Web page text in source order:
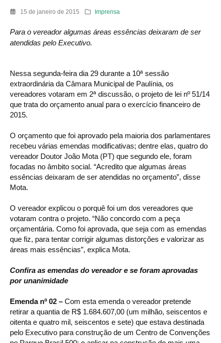
15 de janeiro de 2015 Imprensa
Para o vereador algumas áreas essências deixaram de ser
atendidas pelo Executivo.
Nessa segunda-feira dia 29 durante a 10ª sessão
extraordinária da Câmara Municipal de Paulínia, os
vereadores votaram em 2ª discussão, o projeto de lei nº 51/14
que trata do orçamento anual para o exercício financeiro de
2015.
O orçamento que foi aprovado pela maioria dos parlamentares
recebeu várias emendas modificativas; dentre elas, quatro do
vereador Doutor João Mota (PT) que segundo ele, foram
focadas no âmbito social. “Acredito que algumas áreas
essências deixaram de ser atendidas no orçamento”, disse
Mota.
O vereador explicou o porquê foi um dos vereadores que
votaram contra o projeto. “Não concordo com a peça
orçamentária. Como foi aprovada, que seja com as emendas
que fiz, para tentar corrigir algumas distorções e valorizar as
áreas mais essências”, explica Mota.
Confira as emendas do vereador e se foram aprovadas
por unanimidade
Emenda nº 02 – Com esta emenda o vereador pretende
retirar a quantia de R$ 1.684.607,00 (um milhão, seiscentos e
oitenta e quatro mil, seiscentos e sete) que estava destinada
pelo Executivo para construção de um Centro de Convenções